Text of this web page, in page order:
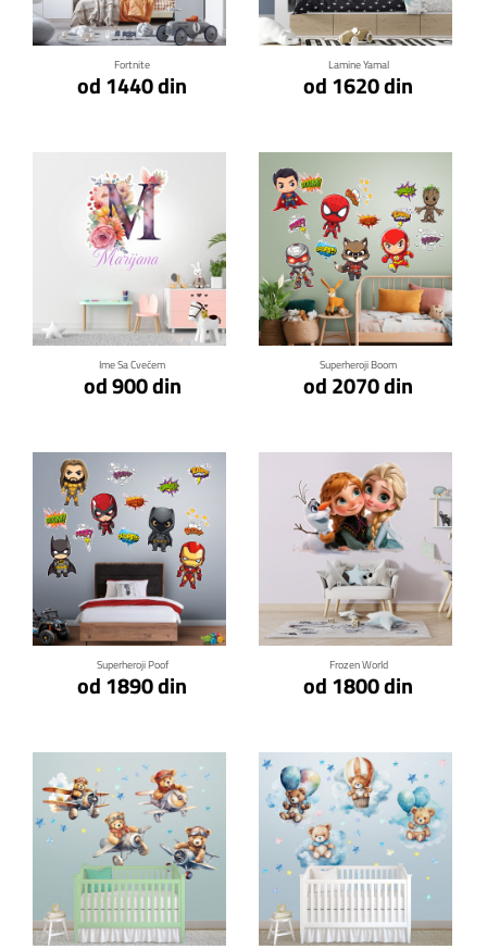
Fortnite
od 1440 din
Lamine Yamal
od 1620 din
Ime Sa Cvećem
od 900 din
Klikni za detalje
Superheroji Boom
od 2070 din
Klikni za detalje
Superheroji Poof
od 1890 din
Klikni za detalje
Frozen World
od 1800 din
Klikni za detalje
Klikni za detalje Klikni za detalje